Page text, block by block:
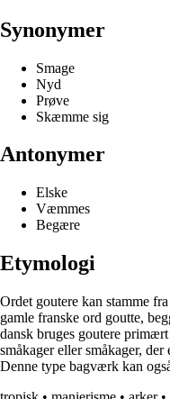
Synonymer
Smage
Nyd
Prøve
Skæmme sig
Antonymer
Elske
Væmmes
Begære
Etymologi
Ordet goutere kan stamme
gamle franske ord goutte,
dansk bruges goutere
småkager eller småkager,
Denne type bagværk kan